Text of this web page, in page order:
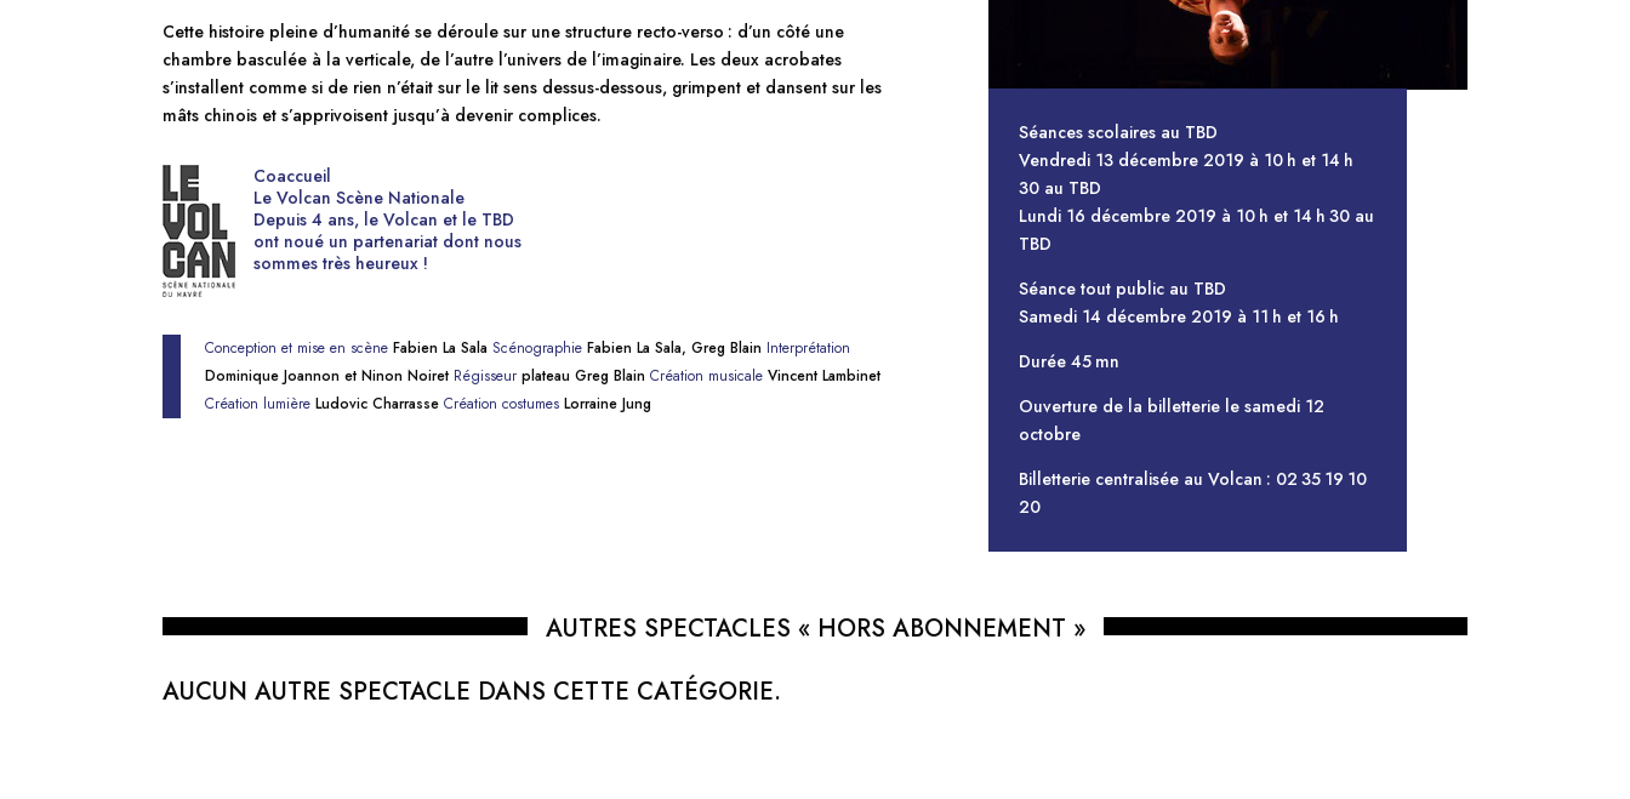
Cette histoire pleine d’humanité se déroule sur une structure recto-verso : d’un côté une
chambre basculée à la verticale, de l’autre l’univers de l’imaginaire. Les deux acrobates
s’installent comme si de rien n’était sur le lit sens dessus-dessous, grimpent et dansent sur les
mâts chinois et s’apprivoisent jusqu’à devenir complices.
Coaccueil
Le Volcan Scène Nationale
Depuis 4 ans, le Volcan et le TBD
ont noué un partenariat dont nous
sommes très heureux !
Conception et mise en scène Fabien La SalaScénographie Fabien La Sala, Greg Blain Interprétation
Dominique Joannon et Ninon Noiret Régisseur plateau Greg BlainCréation musicale Vincent Lambinet
Création lumière Ludovic CharrasseCréation costumes Lorraine Jung
Séances scolaires au TBD
Vendredi 13 décembre 2019 à 10 h et 14 h
30 au TBD
Lundi 16 décembre 2019 à 10 h et 14 h 30 au
TBD
Séance tout public au TBD
Samedi 14 décembre 2019 à 11 h et 16 h
Durée 45 mn
Ouverture de la billetterie le samedi 12
octobre
Billetterie centralisée au Volcan : 02 35 19 10
20
AUTRES SPECTACLES « HORS ABONNEMENT »
AUCUN AUTRE SPECTACLE DANS CETTE CATÉGORIE.